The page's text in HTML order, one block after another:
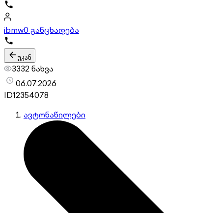
ibmw0 განცხადება
უკან
3332 ნახვა
06.07.2026
ID12354078
ავტონაწილები